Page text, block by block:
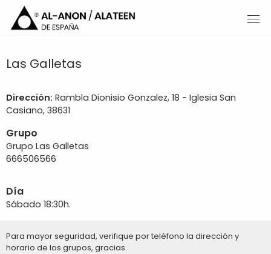
Las Galletas
Dirección: Rambla Dionisio Gonzalez, 18 - Iglesia San
Casiano, 38631
Grupo
Grupo Las Galletas
666506566
Día
Sábado 18:30h.
Para mayor seguridad, verifique por teléfono la dirección y
horario de los grupos, gracias.